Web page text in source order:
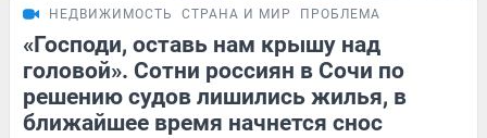
НЕДВИЖИМОСТЬ СТРАНА И МИР ПРОБЛЕМА
«Господи, оставь нам крышу над
головой». Сотни россиян в Сочи по
решению судов лишились жилья, в
ближайшее время начнется снос